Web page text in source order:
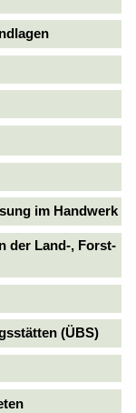
im Handwerk
der Land-, Forst-
(ÜBS)